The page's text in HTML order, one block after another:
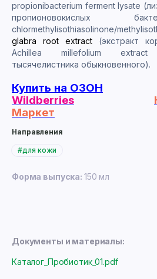
Документы и материалы:
Каталог_Пробиотик_01.pdf
propionibacterium ferment lysate
пропионовокислых
chlormethylisothiasolinone/
glabra root extract
(экстракт
Achillea millefolium
тысячелистника обыкновенного).
Купить на ОЗОН
Wildberries
Маркет
Направления
#для кожи
Форма выпуска: 150 мл